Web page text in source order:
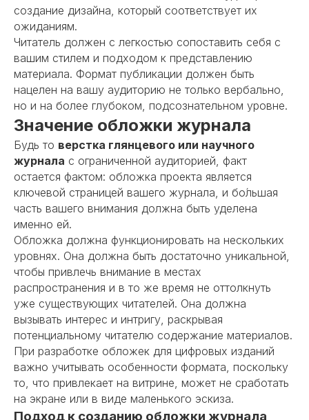
создание дизайна, который соответствует их
ожиданиям.
Читатель должен с легкостью сопоставить себя с
вашим стилем и подходом к представлению
материала. Формат публикации должен быть
нацелен на вашу аудиторию не только вербально,
но и на более глубоком, подсознательном уровне.
Значение обложки журнала
Будь то верстка глянцевого или научного
журнала с ограниченной аудиторией, факт
остается фактом: обложка проекта является
ключевой страницей вашего журнала, и бо́льшая
часть вашего внимания должна быть уделена
именно ей.
Обложка должна функционировать на нескольких
уровнях. Она должна быть достаточно уникальной,
чтобы привлечь внимание в местах
распространения и в то же время не оттолкнуть
уже существующих читателей. Она должна
вызывать интерес и интригу, раскрывая
потенциальному читателю содержание материалов.
При разработке обложек для цифровых изданий
важно учитывать особенности формата, поскольку
то, что привлекает на витрине, может не сработать
на экране или в виде маленького эскиза.
Подход к созданию обложки журнала